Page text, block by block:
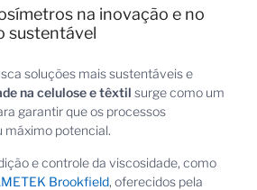
na inovação e no
sustentável
soluções mais sustentáveis e
na celulose e têxtil surge como um
garantir que os processos
máximo potencial.
e controle da viscosidade, como
Brookfield, oferecidos pela